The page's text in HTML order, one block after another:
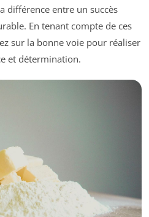
différence entre un succès
En tenant compte de ces
sur la bonne voie pour réaliser
et détermination.